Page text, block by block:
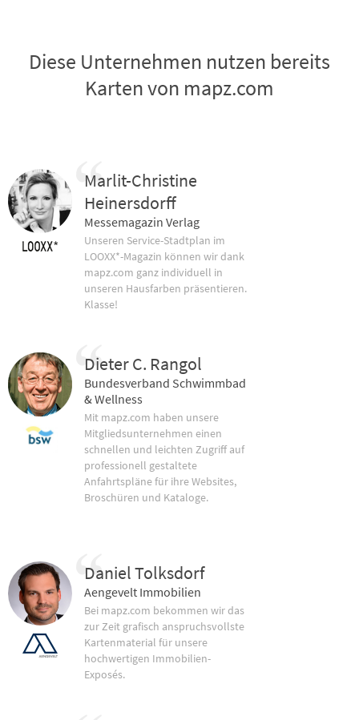
Diese Unternehmen nutzen bereits
Karten von mapz.com
Marlit-Christine
Heinersdorff
Messemagazin Verlag
Unseren Service-Stadtplan im
LOOXX*-Magazin können wir dank
mapz.com ganz individuell in
unseren Hausfarben präsentieren.
Klasse!
Dieter C. Rangol
Bundesverband Schwimmbad
& Wellness
Mit mapz.com haben unsere
Mitgliedsunternehmen einen
schnellen und leichten Zugriff auf
professionell gestaltete
Anfahrtspläne für ihre Websites,
Broschüren und Kataloge.
Daniel Tolksdorf
Aengevelt Immobilien
Bei mapz.com bekommen wir das
zur Zeit grafisch anspruchsvollste
Kartenmaterial für unsere
hochwertigen Immobilien-
Exposés.